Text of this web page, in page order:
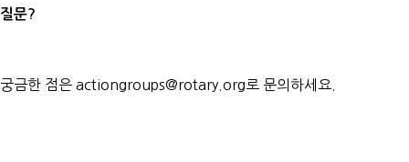
질문?
궁금한 점은 actiongroups@rotary.org로 문의하세요.